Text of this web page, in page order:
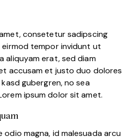
consetetur sadipscing
eirmod tempor invidunt ut
aliquyam erat, sed diam
accusam et justo duo dolores
gubergren, no sea
ipsum dolor sit amet.
magna, id malesuada arcu